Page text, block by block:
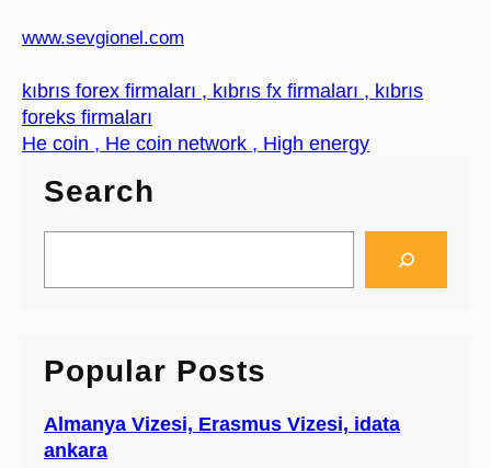
www.sevgionel.com
kıbrıs forex firmaları , kıbrıs fx firmaları , kıbrıs
foreks firmaları
He coin , He coin network , High energy
Search
a
h
Popular Posts
Almanya Vizesi, Erasmus Vizesi, idata
ankara